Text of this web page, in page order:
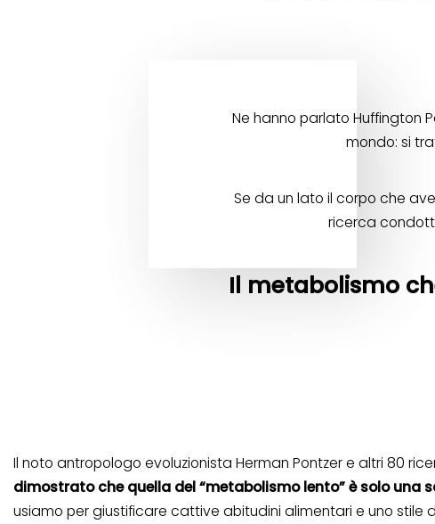
Ne hanno parlato Huffington
mondo: si
Se da un lato il corpo che
ricerca
Il metabolismo
Il noto antropologo evoluzionista Herman Pontzer e altri 80
dimostrato che quella del “metabolismo lento” è solo una
usiamo per giustificare cattive abitudini alimentari e uno stile